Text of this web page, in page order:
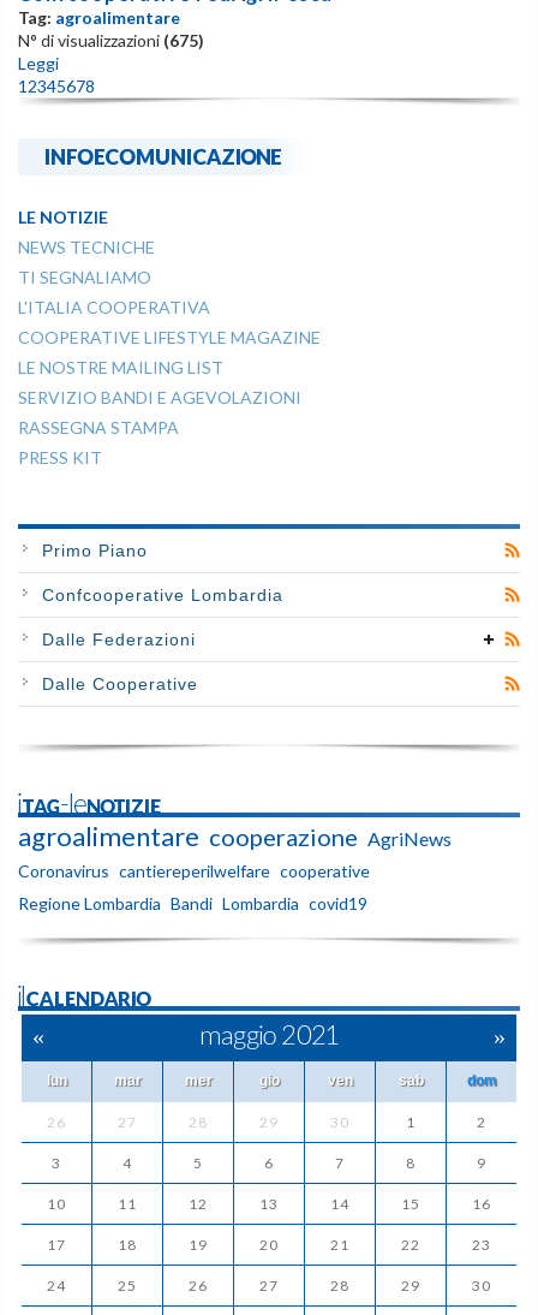
Tag: agroalimentare
N° di visualizzazioni (675)
Leggi
1 2345678
INFOECOMUNICAZIONE
LE NOTIZIE
NEWS TECNICHE
TI SEGNALIAMO
L'ITALIA COOPERATIVA
COOPERATIVE LIFESTYLE MAGAZINE
LE NOSTRE MAILING LIST
SERVIZIO BANDI E AGEVOLAZIONI
RASSEGNA STAMPA
PRESS KIT
Primo Piano
Confcooperative Lombardia
Dalle Federazioni
Dalle Cooperative
iTAG-leNOTIZIE
agroalimentare cooperazione AgriNews
Coronavirus cantiereperilwelfare cooperative
Regione Lombardia Bandi Lombardia covid19
ilCALENDARIO
« maggio 2021 »
lun mar mer gio ven sab dom
26 27 28 29 30 1 2
3 4 5 6 7 8 9
10 11 12 13 14 15 16
17 18 19 20 21 22 23
24 25 26 27 28 29 30